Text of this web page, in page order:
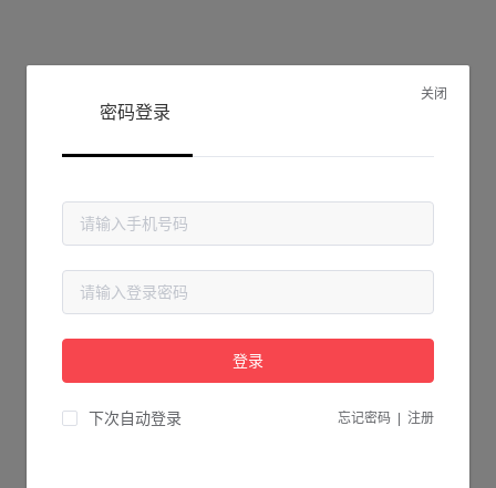
抱歉!
请检查您输入的网址是否正确，或点击下面的按钮返回首页。
关闭
密码登录
登录
下次自动登录 忘记密码 注册